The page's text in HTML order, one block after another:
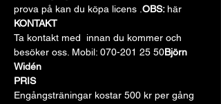
prova på kan du köpa licens OBS: här
KONTAKT
Ta kontakt med
innan du kommer och
besöker oss. Mobil: 070-201 25 50Björn
Widén
PRIS
Engångsträningar kostar 500 kr per gång